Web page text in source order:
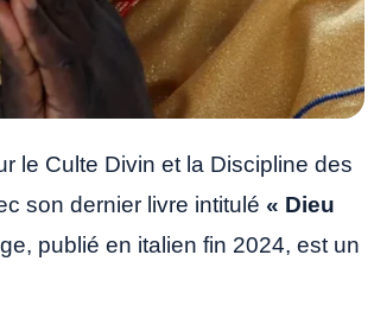
le Culte Divin et la Discipline des
son dernier livre intitulé « Dieu
publié en italien fin 2024, est un